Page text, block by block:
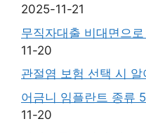
2025-11-21
무직자대출 비대면으
11-20
관절염 보험 선택 시 알
어금니 임플란트 종류
11-20